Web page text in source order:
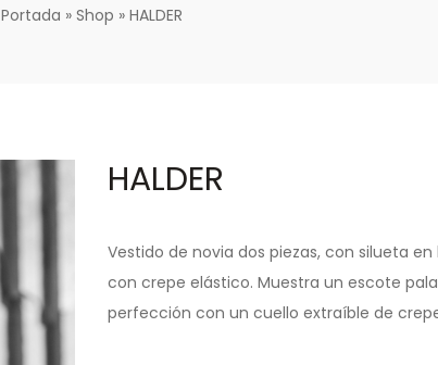
Portada » Shop » HALDER
HALDER
Vestido de novia dos piezas, con silueta
con crepe elástico. Muestra un escote
perfección con un cuello extraíble de